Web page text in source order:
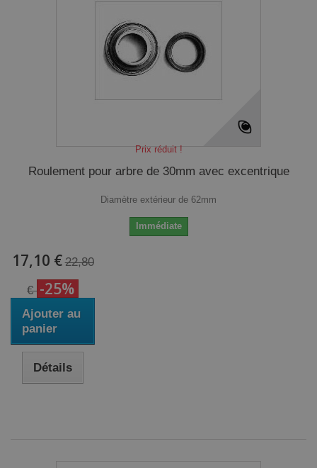
Prix réduit !
Roulement pour arbre de 30mm avec excentrique
Diamètre extérieur de 62mm
Immédiate
17,10 € 22,80
€ -25%
Ajouter au
panier
Détails